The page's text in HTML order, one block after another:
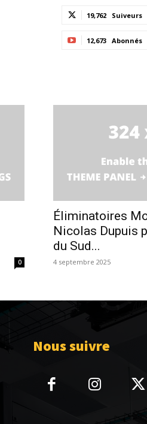
19,762 Suiveurs
12,673 Abonnés
0
Éliminatoires
Nicolas Dupuis
du Sud...
4 septembre 2025
Nous suivre